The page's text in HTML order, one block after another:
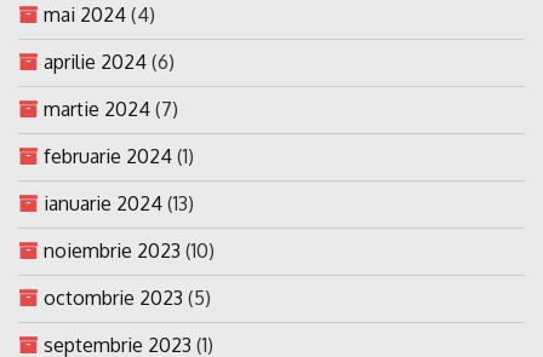
mai 2024 (4)
aprilie 2024 (6)
martie 2024 (7)
februarie 2024 (1)
ianuarie 2024 (13)
noiembrie 2023 (10)
octombrie 2023 (5)
septembrie 2023 (1)